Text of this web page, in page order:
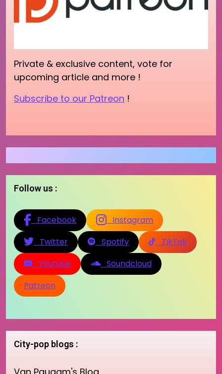
Private & exclusive content, vote for
upcoming article and more !
Subscribe to our Patreon !
Follow us :
Facebook
Instagram
Twitter
Spotify
TikTok
Youtube
Soundcloud
Patreon
City-pop blogs :